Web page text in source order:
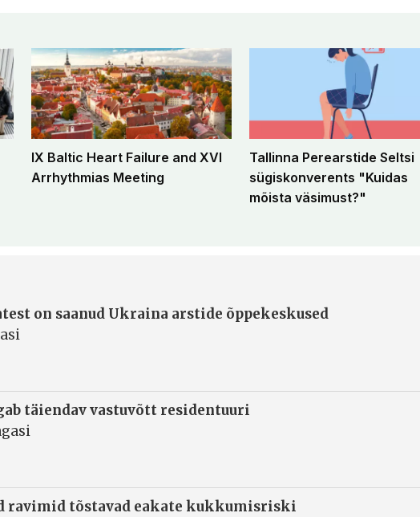
IX Baltic Heart Failure and XVI
Arrhythmias Meeting
Tallinna Perearstide Seltsi
sügiskonverents "Kuidas
mõista väsimust?"
on saanud Ukraina arstide õppekeskused
täiendav vastuvõtt residentuuri
ravimid tõstavad eakate kukkumisriski